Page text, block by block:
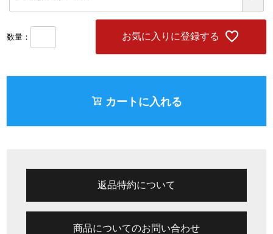
)
お気に入りに登録する
カートに入れる
返品特約について
商品についてのお問い合わせ